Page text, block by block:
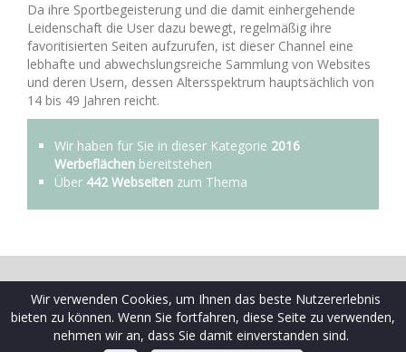
Da ihre Sportbegeisterung und die damit einhergehende
Leidenschaft die User dazu bewegt, regelmäßig ihre
favoritisierten Seiten aufzurufen, ist dieser Channel eine
lebhafte und abwechslungsreiche Sammlung von Websites
und deren Usern, dessen Altersspektrum hauptsächlich von
14 bis 49 Jahren reicht.
Wir haben für Sie in dieser Kategorie 2016
Werbeflächen bereitstehen
Über 442 Webseiten zum Thema
© 2009-2026 Schaltplatz ist eine Marke der Ceramex Media
GmbH
AGB |Datenschutzrichtlinien|FAQ Webseiten
Wir verwenden Cookies, um Ihnen das beste Nutzererlebnis
bieten zu können. Wenn Sie fortfahren, diese Seite zu verwenden,
nehmen wir an, dass Sie damit einverstanden sind.